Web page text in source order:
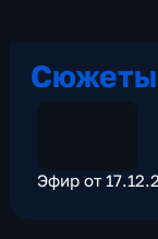
Сюжеты
Эфир от